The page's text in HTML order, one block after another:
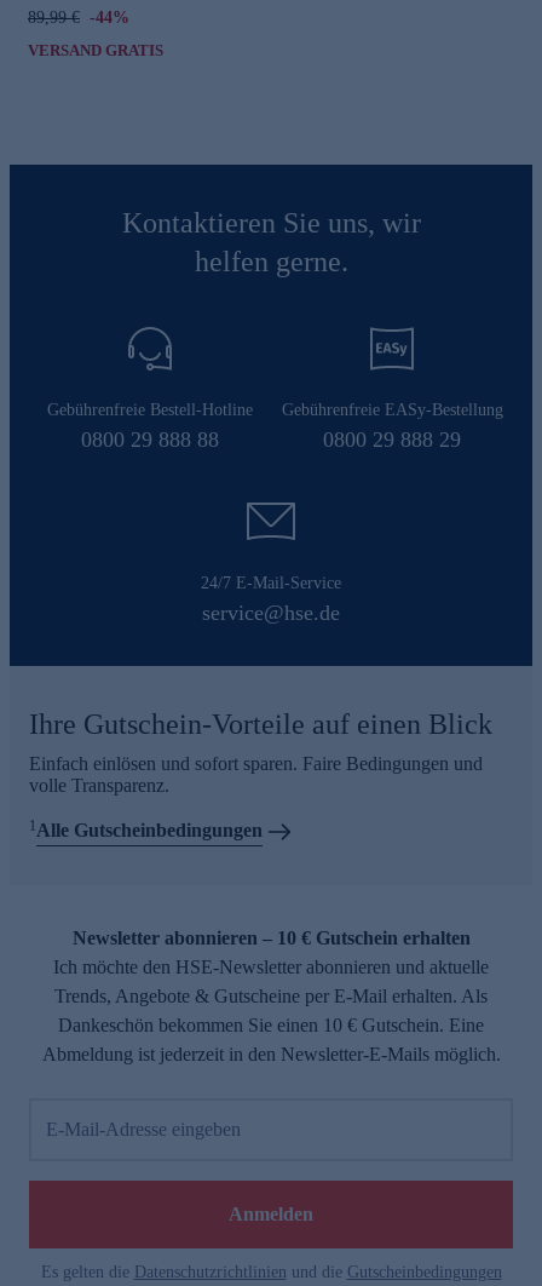
89,99 € -44%
VERSAND GRATIS
Kontaktieren Sie uns, wir
helfen gerne.
Gebührenfreie Bestell-Hotline
0800 29 888 88
Gebührenfreie EASy-Bestellung
0800 29 888 29
24/7 E-Mail-Service
service@hse.de
Ihre Gutschein-Vorteile auf einen Blick
Einfach einlösen und sofort sparen. Faire Bedingungen und
volle Transparenz.
1Alle Gutscheinbedingungen
Newsletter abonnieren – 10 € Gutschein erhalten
Ich möchte den HSE-Newsletter abonnieren und aktuelle
Trends, Angebote & Gutscheine per E-Mail erhalten. Als
Dankeschön bekommen Sie einen 10 € Gutschein. Eine
Abmeldung ist jederzeit in den Newsletter-E-Mails möglich.
E-Mail-Adresse eingeben
Anmelden
Es gelten die Datenschutzrichtlinien und die Gutscheinbedingungen